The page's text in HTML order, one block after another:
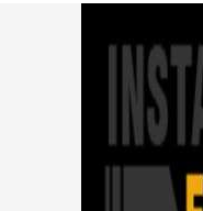
tượng. Trump Media hủy
nhiều tỷ USD, khiến CRO
- Tổ chức & Công nghệ:
Group vụ hack 1,5 tỷ
Circle mở rộng USDC
công ở mức 18 USD/cổ